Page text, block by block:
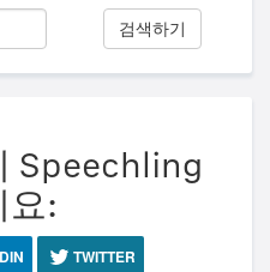
검색하기
Speechling
요:
TWITTER